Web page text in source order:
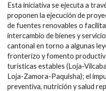
Esta iniciativa se ejecuta a
proponen la ejecución de
de fuentes renovables o
intercambio de bienes y
cantonal en torno a algunas
fronterizo y fomento
turísticas estables (Loja-
Loja-Zamora-Paquisha); el
preventiva, nutrición y salud